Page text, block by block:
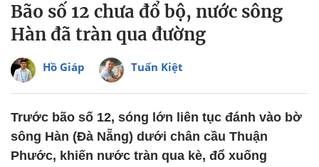
Bão số 12 chưa đổ bộ, nước sông
Hàn đã tràn qua đường
Hồ Giáp Tuấn Kiệt
Trước bão số 12, sóng lớn liên tục đánh vào bờ
sông Hàn (Đà Nẵng) dưới chân cầu Thuận
Phước, khiến nước tràn qua kè, đổ xuống